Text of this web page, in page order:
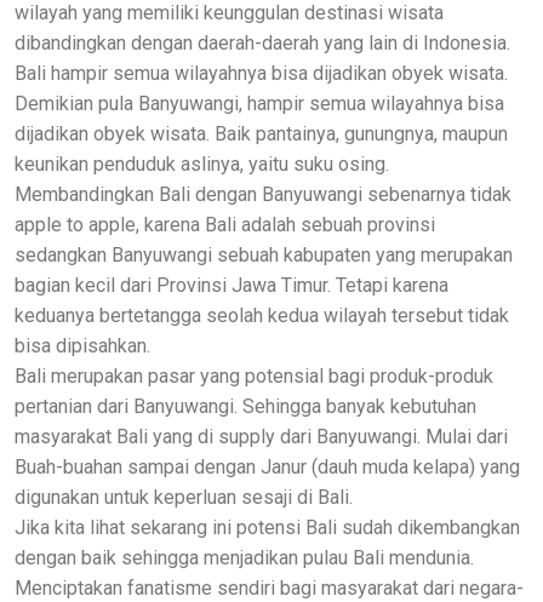
wilayah yang memiliki keunggulan destinasi wisata
dibandingkan dengan daerah-daerah yang lain di Indonesia.
Bali hampir semua wilayahnya bisa dijadikan obyek wisata.
Demikian pula Banyuwangi, hampir semua wilayahnya bisa
dijadikan obyek wisata. Baik pantainya, gunungnya, maupun
keunikan penduduk aslinya, yaitu suku osing.
Membandingkan Bali dengan Banyuwangi sebenarnya tidak
apple to apple, karena Bali adalah sebuah provinsi
sedangkan Banyuwangi sebuah kabupaten yang merupakan
bagian kecil dari Provinsi Jawa Timur. Tetapi karena
keduanya bertetangga seolah kedua wilayah tersebut tidak
bisa dipisahkan.
Bali merupakan pasar yang potensial bagi produk-produk
pertanian dari Banyuwangi. Sehingga banyak kebutuhan
masyarakat Bali yang di supply dari Banyuwangi. Mulai dari
Buah-buahan sampai dengan Janur (dauh muda kelapa) yang
digunakan untuk keperluan sesaji di Bali.
Jika kita lihat sekarang ini potensi Bali sudah dikembangkan
dengan baik sehingga menjadikan pulau Bali mendunia.
Menciptakan fanatisme sendiri bagi masyarakat dari negara-